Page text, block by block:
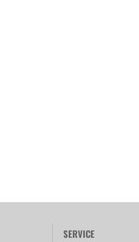
SERVICE